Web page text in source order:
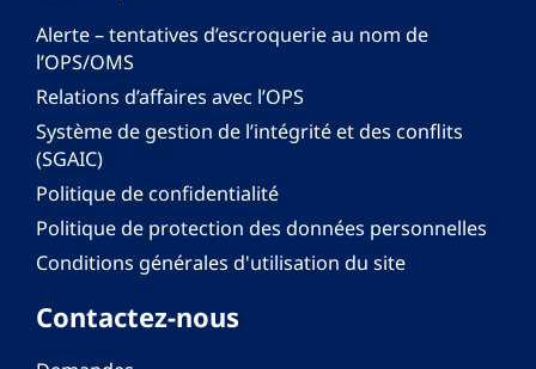
Alerte – tentatives d’escroquerie au nom de
l’OPS/OMS
Relations d’affaires avec l’OPS
Système de gestion de l’intégrité et des conflits
(SGAIC)
Politique de confidentialité
Politique de protection des données personnelles
Conditions générales d'utilisation du site
Contactez-nous